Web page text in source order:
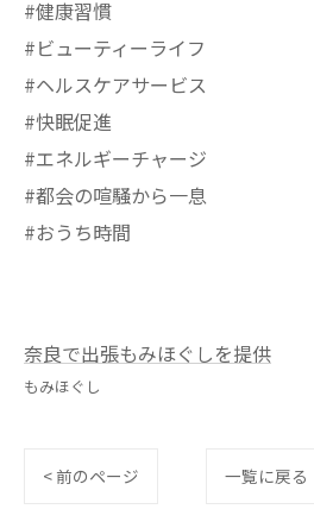
#健康習慣
#ビューティーライフ
#ヘルスケアサービス
#快眠促進
#エネルギーチャージ
#都会の喧騒から一息
#おうち時間
奈良で出張もみほぐしを提供
もみほぐし
< 前のページ 一覧に戻る